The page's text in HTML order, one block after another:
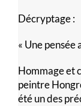
Décryptage :
« Une pensée
Hommage et
peintre
été un des